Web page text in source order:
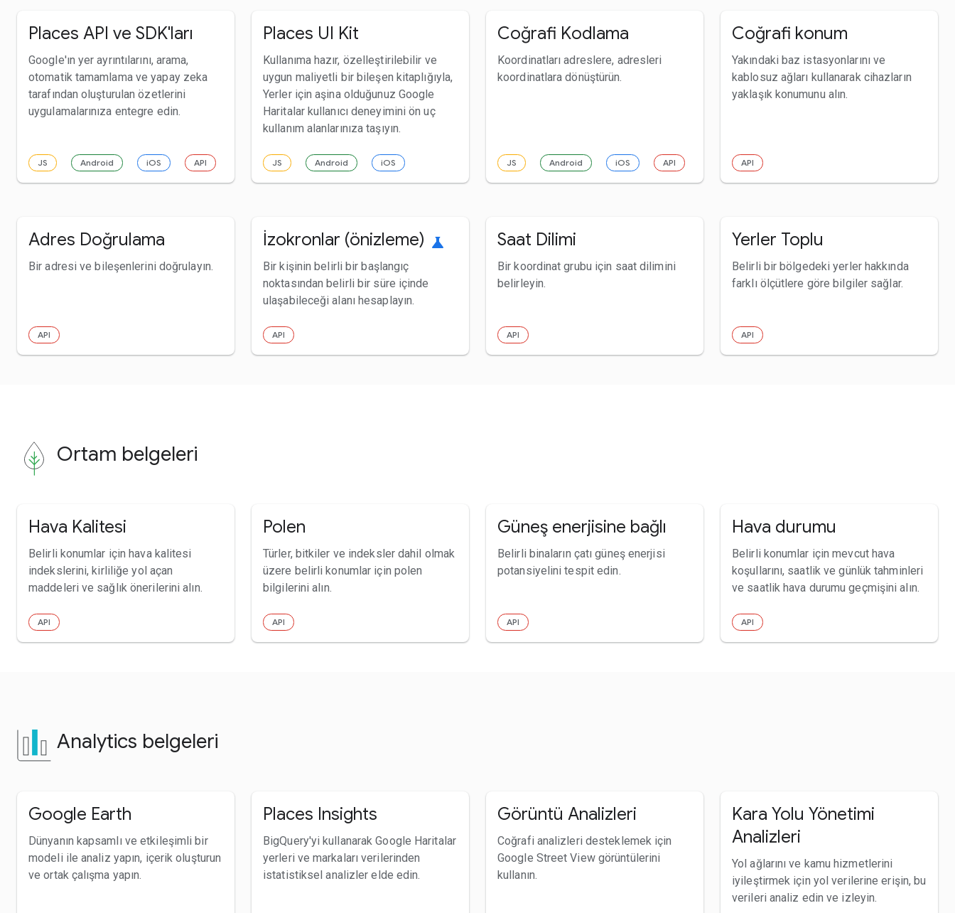
Places API ve SDK'ları
Google'ın yer ayrıntılarını, arama,
otomatik tamamlama ve yapay zeka
tarafından oluşturulan özetlerini
uygulamalarınıza entegre edin.
JS Android iOS API
Places UI Kit
Kullanıma hazır, özelleştirilebilir ve
uygun maliyetli bir bileşen kitaplığıyla,
Yerler için aşina olduğunuz Google
Haritalar kullanıcı deneyimini ön uç
kullanım alanlarınıza taşıyın.
JS Android iOS
Coğrafi Kodlama
Koordinatları adreslere, adresleri
koordinatlara dönüştürün.
JS Android iOS API
Coğrafi konum
Yakındaki baz istasyonlarını ve
kablosuz ağları kullanarak cihazların
yaklaşık konumunu alın.
API
Adres Doğrulama
Bir adresi ve bileşenlerini doğrulayın.
API
İzokronlar (önizleme) science
Bir kişinin belirli bir başlangıç
noktasından belirli bir süre içinde
ulaşabileceği alanı hesaplayın.
API
Saat Dilimi
Bir koordinat grubu için saat dilimini
belirleyin.
API
Yerler Toplu
Belirli bir bölgedeki yerler hakkında
farklı ölçütlere göre bilgiler sağlar.
API
Ortam belgeleri
Hava Kalitesi
Belirli konumlar için hava kalitesi
indekslerini, kirliliğe yol açan
maddeleri ve sağlık önerilerini alın.
API
Polen
Türler, bitkiler ve indeksler dahil olmak
üzere belirli konumlar için polen
bilgilerini alın.
API
Güneş enerjisine bağlı
Belirli binaların çatı güneş enerjisi
potansiyelini tespit edin.
API
Hava durumu
Belirli konumlar için mevcut hava
koşullarını, saatlik ve günlük tahminleri
ve saatlik hava durumu geçmişini alın.
API
Analytics belgeleri
Google Earth
Dünyanın kapsamlı ve etkileşimli bir
modeli ile analiz yapın, içerik oluşturun
ve ortak çalışma yapın.
Places Insights
BigQuery'yi kullanarak Google Haritalar
yerleri ve markaları verilerinden
istatistiksel analizler elde edin.
Görüntü Analizleri
Coğrafi analizleri desteklemek için
Google Street View görüntülerini
kullanın.
Kara Yolu Yönetimi
Analizleri
Yol ağlarını ve kamu hizmetlerini
iyileştirmek için yol verilerine erişin, bu
verileri analiz edin ve izleyin.